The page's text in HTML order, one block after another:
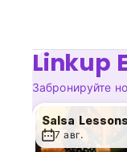
• Ежедневная
• Открытый
• Wi-Fi-роутер
• Чай и матэ в
•
• Супермаркет
• Кабельное
Linkup
Забронируйте
Salsa
7 авг.